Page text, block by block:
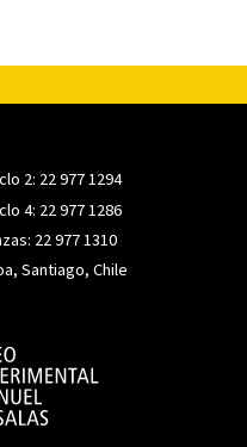
2: 22 977 1294
4: 22 977 1286
22 977 1310
Santiago, Chile